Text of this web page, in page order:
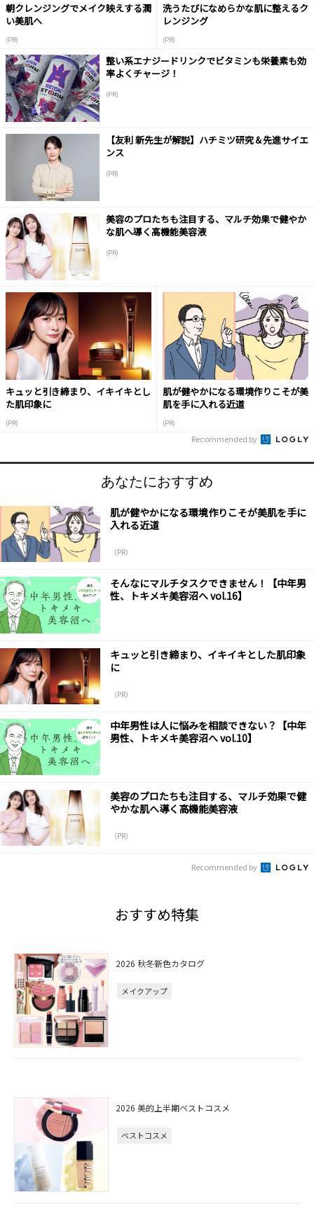
朝クレンジングでメイク映えする潤
い美肌へ
(PR)
洗うたびになめらかな肌に整えるク
レンジング
(PR)
整い系エナジードリンクでビタミンも栄養素も効
率よくチャージ！
(PR)
【友利 新先生が解説】ハチミツ研究＆先進サイエ
ンス
(PR)
美容のプロたちも注目する、マルチ効果で健やか
な肌へ導く高機能美容液
(PR)
キュッと引き締まり、イキイキとし
た肌印象に
(PR)
肌が健やかになる環境作りこそが美
肌を手に入れる近道
(PR)
Recommended by
あなたにおすすめ
肌が健やかになる環境作りこそが美肌を手に
入れる近道
（PR）
そんなにマルチタスクできません！【中年男
性、トキメキ美容沼へ vol.16】
キュッと引き締まり、イキイキとした肌印象
に
（PR）
中年男性は人に悩みを相談できない？【中年
男性、トキメキ美容沼へ vol.10】
美容のプロたちも注目する、マルチ効果で健
やかな肌へ導く高機能美容液
（PR）
Recommended by
おすすめ特集
2026 秋冬新色カタログ
メイクアップ
2026 美的上半期ベストコスメ
ベストコスメ